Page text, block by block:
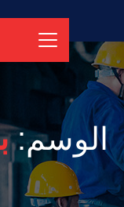
الوسم: